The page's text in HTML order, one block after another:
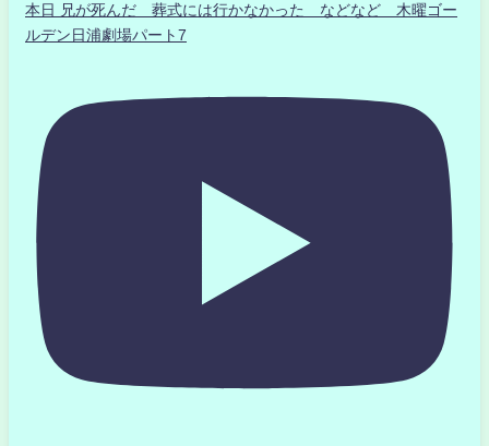
本日 兄が死んだ 葬式には行かなかった などなど 木曜ゴー
ルデン日浦劇場パート7